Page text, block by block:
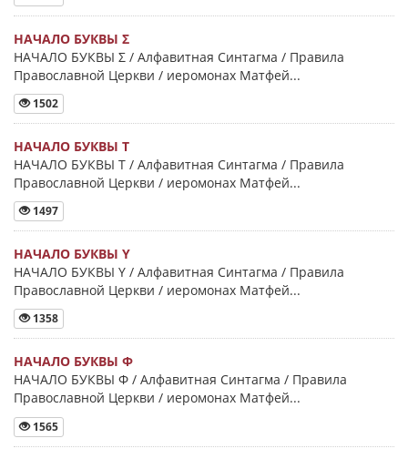
НАЧАЛО БУКВЫ Σ
НАЧАЛО БУКВЫ Σ / Алфавитная Синтагма / Правила
Православной Церкви / иеромонах Матфей...
1502
НАЧАЛО БУКВЫ Τ
НАЧАЛО БУКВЫ Τ / Алфавитная Синтагма / Правила
Православной Церкви / иеромонах Матфей...
1497
НАЧАЛО БУКВЫ Y
НАЧАЛО БУКВЫ Y / Алфавитная Синтагма / Правила
Православной Церкви / иеромонах Матфей...
1358
НАЧАЛО БУКВЫ Φ
НАЧАЛО БУКВЫ Φ / Алфавитная Синтагма / Правила
Православной Церкви / иеромонах Матфей...
1565